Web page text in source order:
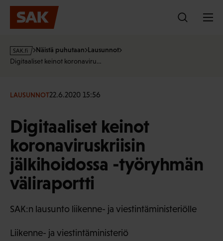
Hyppää
sisältöön
s
a
f
Näistä puhutaan Lausunnot
Digitaaliset keinot koronaviru…
LAUSUNNOT22.6.2020 15:56
Digitaaliset keinot
koronaviruskriisin
jälkihoidossa -työryhmän
väliraportti
SAK:n lausunto liikenne- ja viestintäministeriölle
Liikenne- ja viestintäministeriö